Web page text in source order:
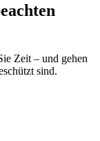
Zeit – und gehen
sind.